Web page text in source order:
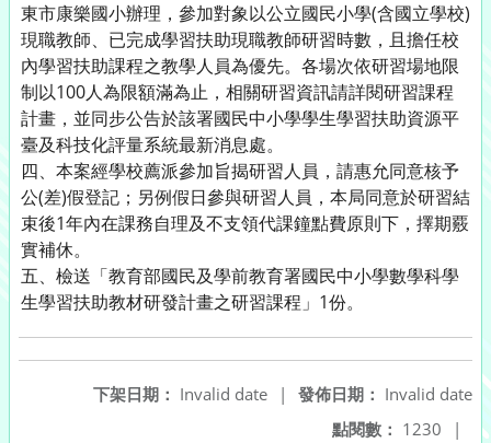
東市康樂國小辦理，參加對象以公立國民小學(含國立學校)
現職教師、已完成學習扶助現職教師研習時數，且擔任校
內學習扶助課程之教學人員為優先。各場次依研習場地限
制以100人為限額滿為止，相關研習資訊請詳閱研習課程
計畫，並同步公告於該署國民中小學學生學習扶助資源平
臺及科技化評量系統最新消息處。
四、本案經學校薦派參加旨揭研習人員，請惠允同意核予
公(差)假登記；另例假日參與研習人員，本局同意於研習結
束後1年內在課務自理及不支領代課鐘點費原則下，擇期覈
實補休。
五、檢送「教育部國民及學前教育署國民中小學數學科學
生學習扶助教材研發計畫之研習課程」1份。
發佈日期： Invalid date
下架日期： Invalid date
|
點閱數： 1230 |